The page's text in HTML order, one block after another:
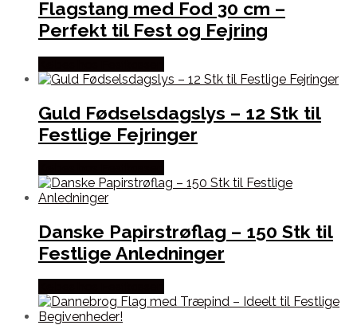
Flagstang med Fod 30 cm –
Perfekt til Fest og Fejring
Guld Fødselsdagslys – 12 Stk til
Festlige Fejringer
Danske Papirstrøflag – 150 Stk til
Festlige Anledninger